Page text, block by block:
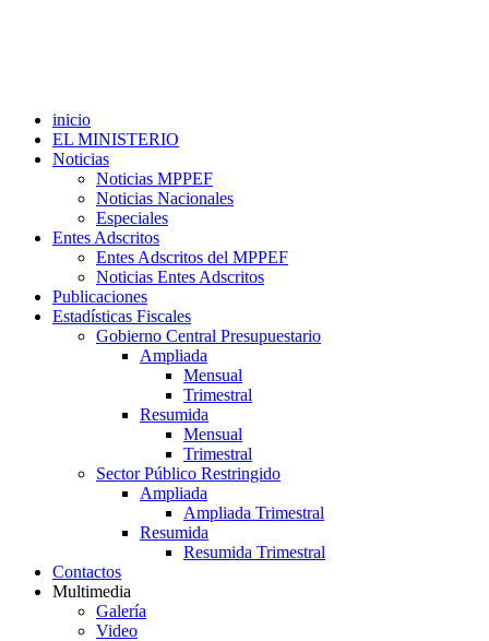
inicio
EL MINISTERIO
Noticias
Noticias MPPEF
Noticias Nacionales
Especiales
Entes Adscritos
Entes Adscritos del MPPEF
Noticias Entes Adscritos
Publicaciones
Estadísticas Fiscales
Gobierno Central Presupuestario
Ampliada
Mensual
Trimestral
Resumida
Mensual
Trimestral
Sector Público Restringido
Ampliada
Ampliada Trimestral
Resumida
Resumida Trimestral
Contactos
Multimedia
Galería
Video